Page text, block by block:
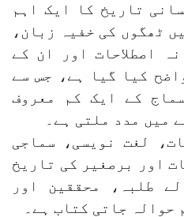
تاریخ کا ایک اہم
ٹھگوں کی خفیہ زبان،
اصطلاحات اور ان کے
کیا گیا ہے، جس سے
کے ایک کم معروف
میں مدد ملتی ہے۔
لغت نویسی، سماجی
اور برصغیر کی تاریخ
طلبہ، محققین اور
حوالہ جاتی کتاب ہے۔